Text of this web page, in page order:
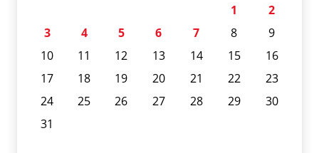
1
2
3
4 5 6 7 8
9
10
11 12 13 14 15
16
17
18 19 20 21 22
23
24
25 26 27 28 29
30
31